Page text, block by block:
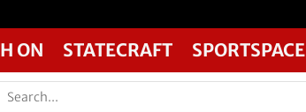
ON STATECRAFT SPORTSPACE